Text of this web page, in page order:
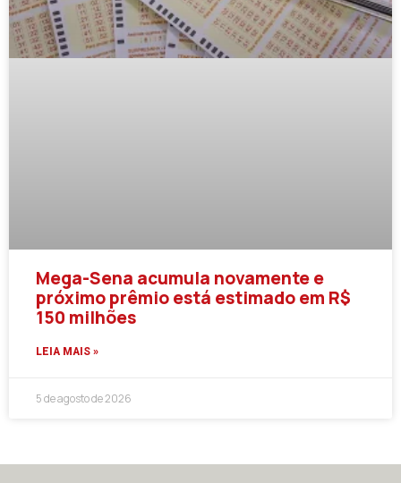
Mega-Sena acumula novamente e
próximo prêmio está estimado em R$
150 milhões
LEIA MAIS »
5 de agosto de 2026